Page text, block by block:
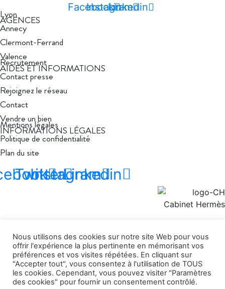
Facebook
Instagram
Linkedin
AGENCES
Lyon
Annecy
Clermont-Ferrand
Valence
AIDES ET INFORMATIONS
Recrutement
Contact presse
Rejoignez le réseau
Contact
Vendre un bien
INFORMATIONS LÉGALES
Mentions légales
Politique de confidentialité
Plan du site
Twitter
Instagram
Linkedin
Nous utilisons des cookies sur notre site Web pour vous
offrir l'expérience la plus pertinente en mémorisant vos
préférences et vos visites répétées. En cliquant sur
"Accepter tout", vous consentez à l'utilisation de TOUS
les cookies. Cependant, vous pouvez visiter "Paramètres
des cookies" pour fournir un consentement contrôlé.